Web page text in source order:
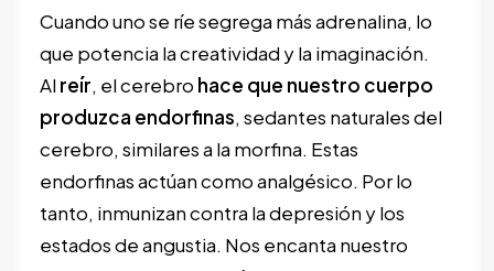
Cuando uno se ríe segrega más adrenalina, lo
que potencia la creatividad y la imaginación.
Alreír, el cerebro hace que nuestro cuerpo
produzca endorfinas, sedantes naturales del
cerebro, similares a la morfina. Estas
endorfinas actúan como analgésico. Por lo
tanto, inmunizan contra la depresión y los
estados de angustia. Nos encanta nuestro